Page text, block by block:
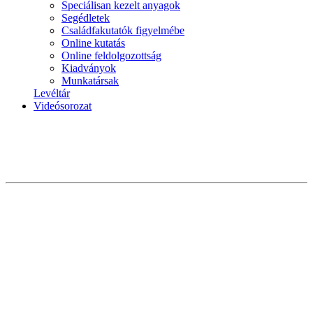
Speciálisan kezelt anyagok
Segédletek
Családfakutatók figyelmébe
Online kutatás
Online feldolgozottság
Kiadványok
Munkatársak
Levéltár
Videósorozat